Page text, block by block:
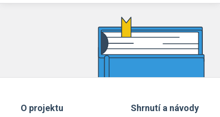
O projektu Shrnutí a návody